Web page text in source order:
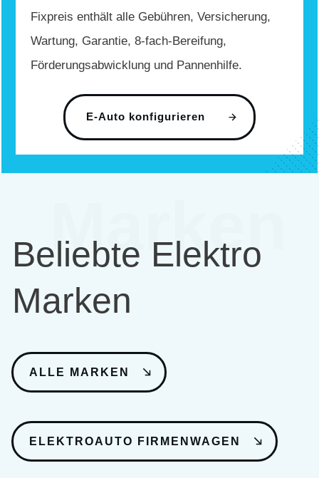
Fixpreis enthält alle Gebühren, Versicherung,
Wartung, Garantie, 8-fach-Bereifung,
Förderungsabwicklung und Pannenhilfe.
E-Auto konfigurieren
Marken
Beliebte Elektro
Marken
ALLE MARKEN
ELEKTROAUTO FIRMENWAGEN